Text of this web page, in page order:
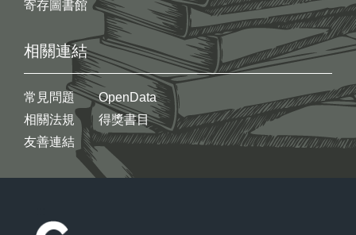
寄存圖書館
相關連結
常見問題
相關法規
友善連結
OpenData
得獎書目